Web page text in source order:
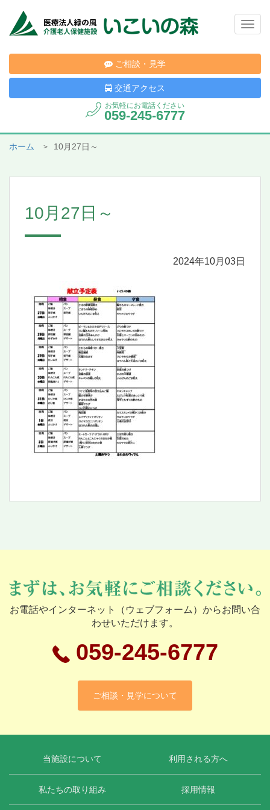
ご相談・見学
交通アクセス
お気軽にお電話ください
059-245-6777
ホーム 10月27日～
10月27日～
2024年10月03日
お電話やインターネット（ウェブフォーム）からお問い合
わせいただけます。
059-245-6777
ご相談・見学について
当施設について 利用される方へ
私たちの取り組み 採用情報